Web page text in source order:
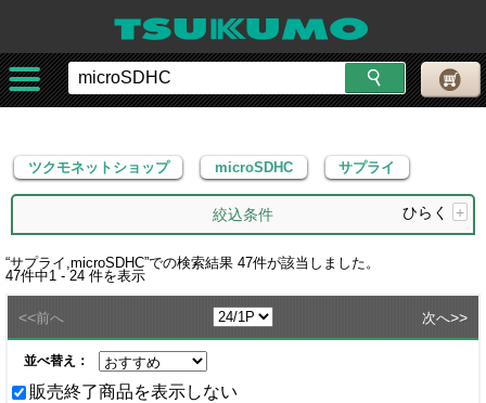
ツクモネットショップ サプライ
ツクモネットショップ microSDHC サプライ
絞込条件 ひらく +
“サプライ,microSDHC”での検索結果 47件が該当しました。
47件中1 - 24 件を表示
<<前へ 次へ>>
並べ替え：
販売終了商品を表示しない